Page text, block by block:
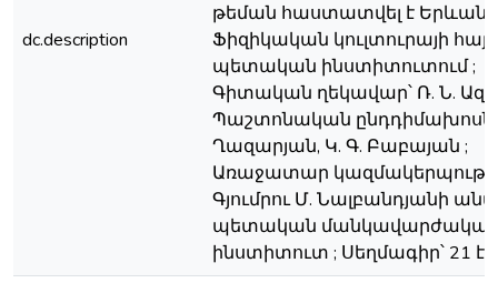
dc.description
թեման հաստատվել է Երևանի
Ֆիզիկական կուլտուրայի
պետական ինստիտուտում ;
Գիտական ղեկավար՝ Ռ. Ն.
Պաշտոնական
Ղազարյան, Կ. Գ. Բաբայան ;
Առաջատար
Գյումրու Մ. Նալբանդյանի
պետական
ինստիտուտ ; Սեղմագիր՝ 21